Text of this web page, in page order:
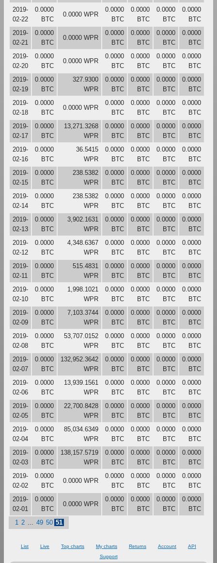
2019-
02-22
0.0000
BTC
0.0000 WPR
0.0000
BTC
0.0000
BTC
0.0000
BTC
0.0000
BTC
2019-
02-21
0.0000
BTC
0.0000 WPR
0.0000
BTC
0.0000
BTC
0.0000
BTC
0.0000
BTC
2019-
02-20
0.0000
BTC
0.0000 WPR
0.0000
BTC
0.0000
BTC
0.0000
BTC
0.0000
BTC
2019-
02-19
0.0000
BTC
327.9300
WPR
0.0000
BTC
0.0000
BTC
0.0000
BTC
0.0000
BTC
2019-
02-18
0.0000
BTC
0.0000 WPR
0.0000
BTC
0.0000
BTC
0.0000
BTC
0.0000
BTC
2019-
02-17
0.0000
BTC
13,271.3268
WPR
0.0000
BTC
0.0000
BTC
0.0000
BTC
0.0000
BTC
2019-
02-16
0.0000
BTC
36.5415
WPR
0.0000
BTC
0.0000
BTC
0.0000
BTC
0.0000
BTC
2019-
02-15
0.0000
BTC
238.5382
WPR
0.0000
BTC
0.0000
BTC
0.0000
BTC
0.0000
BTC
2019-
02-14
0.0000
BTC
238.5382
WPR
0.0000
BTC
0.0000
BTC
0.0000
BTC
0.0000
BTC
2019-
02-13
0.0000
BTC
3,902.1631
WPR
0.0000
BTC
0.0000
BTC
0.0000
BTC
0.0000
BTC
2019-
02-12
0.0000
BTC
4,348.6367
WPR
0.0000
BTC
0.0000
BTC
0.0000
BTC
0.0000
BTC
2019-
02-11
0.0000
BTC
515.4831
WPR
0.0000
BTC
0.0000
BTC
0.0000
BTC
0.0000
BTC
2019-
02-10
0.0000
BTC
1,998.1021
WPR
0.0000
BTC
0.0000
BTC
0.0000
BTC
0.0000
BTC
2019-
02-09
0.0000
BTC
7,103.3744
WPR
0.0000
BTC
0.0000
BTC
0.0000
BTC
0.0000
BTC
2019-
02-08
0.0000
BTC
53,707.0152
WPR
0.0000
BTC
0.0000
BTC
0.0000
BTC
0.0000
BTC
2019-
02-07
0.0000
BTC
132,952.3642
WPR
0.0000
BTC
0.0000
BTC
0.0000
BTC
0.0000
BTC
2019-
02-06
0.0000
BTC
13,939.1561
WPR
0.0000
BTC
0.0000
BTC
0.0000
BTC
0.0000
BTC
2019-
02-05
0.0000
BTC
22,700.8428
WPR
0.0000
BTC
0.0000
BTC
0.0000
BTC
0.0000
BTC
2019-
02-04
0.0000
BTC
85,034.6349
WPR
0.0000
BTC
0.0000
BTC
0.0000
BTC
0.0000
BTC
2019-
02-03
0.0000
BTC
138,157.5719
WPR
0.0000
BTC
0.0000
BTC
0.0000
BTC
0.0000
BTC
2019-
02-02
0.0000
BTC
0.0000 WPR
0.0000
BTC
0.0000
BTC
0.0000
BTC
0.0000
BTC
2019-
02-01
0.0000
BTC
0.0000 WPR
0.0000
BTC
0.0000
BTC
0.0000
BTC
0.0000
BTC
1
2 49 50 51
List Live Top charts My charts Returns Account
API
Support